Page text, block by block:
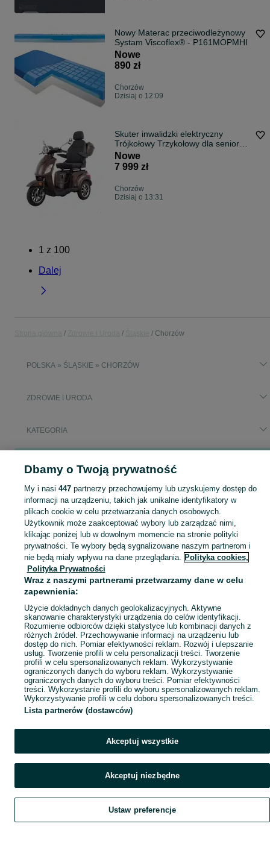
Nowy Materac przeciwodleżynowy
Systam Viscoflex® - P161MOPMHI
Nowe
890 zł
Chorzów
Dzisiaj o 12:09
Skuter inwalidzki elektryczny
Trójkołowy Trzykołowy dla seniora
Medilife FLY - Mobimed.com.pl
Nowe
7 999 zł
Chorzów
Dzisiaj o 13:31
1 z 100
Dalej
Chorzów
POLSKA » ŚLĄSKIE » CHORZÓW
ZDROWIE I URODA
KATEGORIA
rozpuszczalnik lakieru
Sprzedaż produktów zdrowia i urody Chorzów ▶️ Kosmetyki, perfumy, sprzęt medyczny ✅ Nowe i używane w najlepszych cenach ☝ Znajdź ogłoszenia na OLX.pl!
Mapa kategorii
Mapa miejscowości
Mapa ministron
Popularne wyszukiwania
Szukaj Obserwujesz Dodaj Czat Konto
Dbamy o Twoją prywatność
My i nasi 447partnerzy przechowujemy lub uzyskujemy dostęp do
informacji na urządzeniu, takich jak unikalne identyfikatory w
plikach cookie w celu przetwarzania danych osobowych.
Użytkownik może zaakceptować wybory lub zarządzać nimi,
klikając poniżej lub w dowolnym momencie na stronie polityki
prywatności. Te wybory będą sygnalizowane naszym partnerom i
nie będą miały wpływu na dane przeglądania. Polityka cookies,
Polityka Prywatności
Wraz z naszymi partnerami przetwarzamy dane w celu
zapewnienia:
Użycie dokładnych danych geolokalizacyjnych. Aktywne
skanowanie charakterystyki urządzenia do celów identyfikacji.
Rozumienie odbiorców dzięki statystyce lub kombinacji danych z
różnych źródeł. Przechowywanie informacji na urządzeniu lub
dostęp do nich. Pomiar efektywności reklam. Rozwój i ulepszanie
usług. Tworzenie profili w celu personalizacji treści. Tworzenie
profili w celu spersonalizowanych reklam. Wykorzystywanie
ograniczonych danych do wyboru reklam. Wykorzystywanie
ograniczonych danych do wyboru treści. Pomiar efektywności
treści. Wykorzystanie profili do wyboru spersonalizowanych reklam.
Wykorzystywanie profili w celu doboru spersonalizowanych treści.
Lista partnerów (dostawców)
Akceptuj wszystkie
Akceptuj niezbędne
Ustaw preferencje